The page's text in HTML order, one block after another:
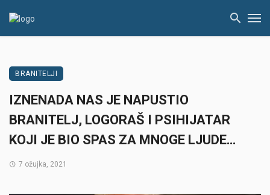
BRANITELJI
IZNENADA NAS JE NAPUSTIO
BRANITELJ, LOGORAŠ I PSIHIJATAR
KOJI JE BIO SPAS ZA MNOGE LJUDE…
7 ožujka, 2021